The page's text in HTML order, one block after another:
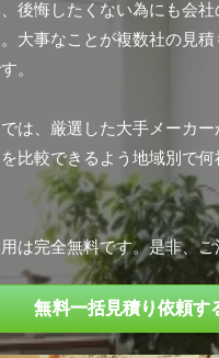
後悔したくない為にも会
大事なことが複数社の見
。
は、厳選した大手メーカ
比較できるよう地域別で何
は完全無料です。是非、ご
無料一括見積り依頼す